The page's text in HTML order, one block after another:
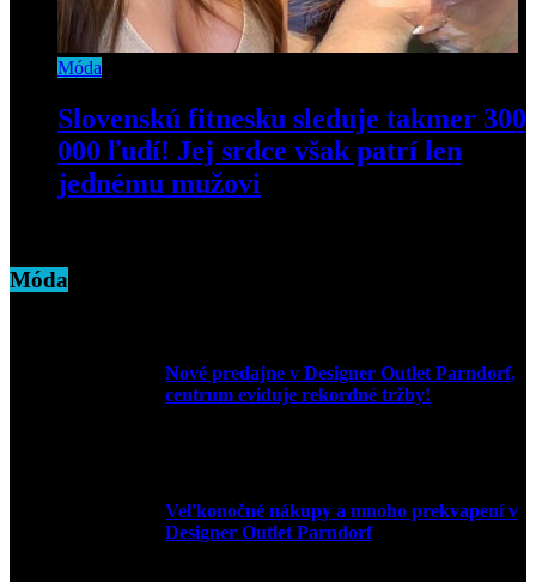
Móda
Slovenskú fitnesku sleduje takmer 300
000 ľudí! Jej srdce však patrí len
jednému mužovi
Móda
Nové predajne v Designer Outlet Parndorf,
centrum eviduje rekordné tržby!
Veľkonočné nákupy a mnoho prekvapení v
Designer Outlet Parndorf